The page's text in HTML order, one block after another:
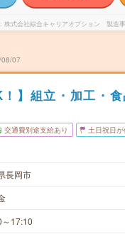
株式会社綜合キャリアオプション 製造事
07
！】組立・加工・
交通費別途支給あり 土日祝日が
長岡市
17:10